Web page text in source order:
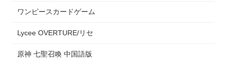
ワンピースカードゲーム
Lycee OVERTURE/リセ
原神 七聖召喚 中国語版